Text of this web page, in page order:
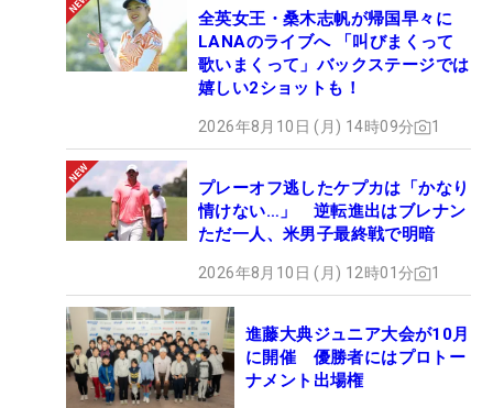
全英女王・桑木志帆が帰国早々に
LANAのライブへ 「叫びまくって
歌いまくって」バックステージでは
嬉しい2ショットも！
2026年8月10日 (月) 14時09分 1
プレーオフ逃したケプカは「かなり
情けない…」 逆転進出はブレナン
ただ一人、米男子最終戦で明暗
2026年8月10日 (月) 12時01分 1
進藤大典ジュニア大会が10月
に開催 優勝者にはプロトー
ナメント出場権